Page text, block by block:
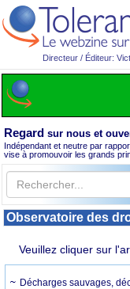
Directeur / Éditeur:
Regard sur nous et
Indépendant et neutre par
vise à promouvoir les grands
Observatoire des
Veuillez cliquer sur
Décharges sauvages,